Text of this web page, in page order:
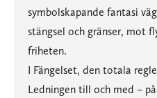
symbolskapande fantasi
stängsel och gränser, mot
friheten.
I Fängelset, den totala
Ledningen till och med –